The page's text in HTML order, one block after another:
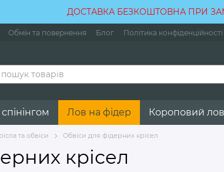
ДОСТАВКА БЕЗКОШТОВНА ПРИ
Обмін та повернення Блог Політика конфіденційності
Лов на фідер Короповий лов
та обвіси Обвіси для фідерних крісел
крісел